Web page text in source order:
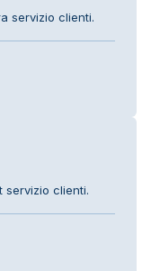
servizio clienti.
servizio clienti.